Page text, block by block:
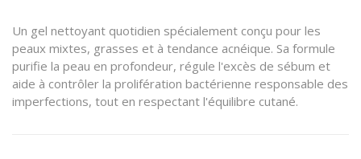
Un gel nettoyant quotidien spécialement conçu pour les
peaux mixtes, grasses et à tendance acnéique. Sa formule
purifie la peau en profondeur, régule l'excès de sébum et
aide à contrôler la prolifération bactérienne responsable des
imperfections, tout en respectant l'équilibre cutané.